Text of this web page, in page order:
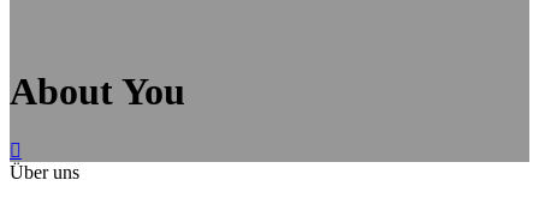
About You
Über uns